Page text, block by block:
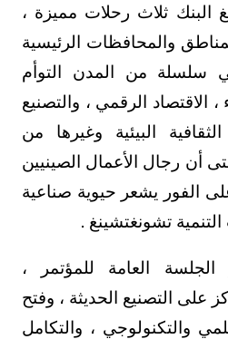
البنك ثلاث رحلات مميزة ،
والمحافظات الرئيسية
سلسلة من المدن التوأم
، الاقتصاد الرقمي ، والتصنيع
البيئية وغيرها من
أن رجال الأعمال الصينيين
الفور يشعر حيوية صناعية
تشونغتشينغ .
العامة للمؤتمر ،
التصنيع الحديثة ، وفتح
والتكنولوجي ، والتكامل